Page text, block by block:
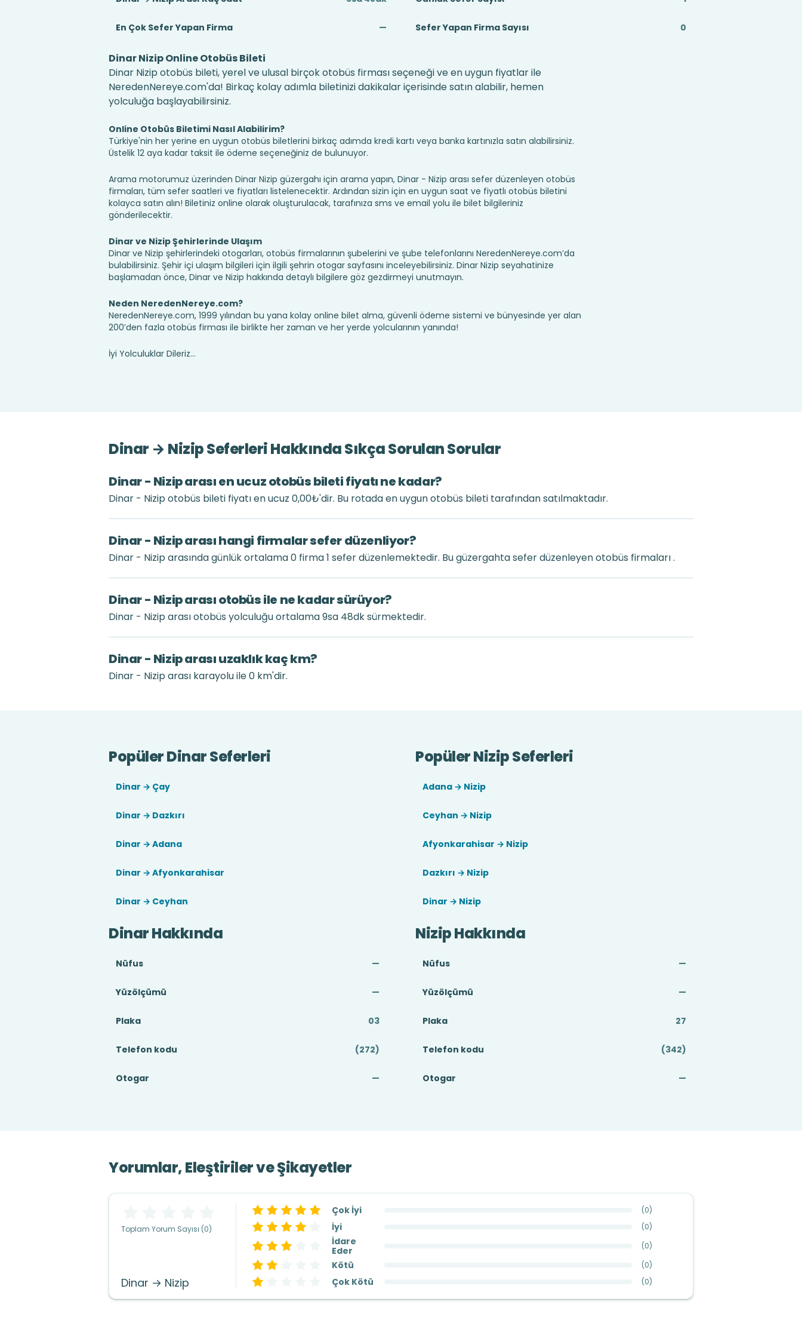
En Çok Sefer Yapan Firma — Sefer Yapan Firma Sayısı 0
Dinar Nizip Online Otobüs Bileti
Dinar Nizip otobüs bileti, yerel ve ulusal birçok otobüs firması seçeneği ve en uygun fiyatlar ile
NeredenNereye.com'da! Birkaç kolay adımla biletinizi dakikalar içerisinde satın alabilir, hemen
yolculuğa başlayabilirsiniz.
Online Otobüs Biletimi Nasıl Alabilirim?
Türkiye'nin her yerine en uygun otobüs biletlerini birkaç adımda kredi kartı veya banka kartınızla satın alabilirsiniz.
Üstelik 12 aya kadar taksit ile ödeme seçeneğiniz de bulunuyor.
Arama motorumuz üzerinden Dinar Nizip güzergahı için arama yapın, Dinar - Nizip arası sefer düzenleyen otobüs
firmaları, tüm sefer saatleri ve fiyatları listelenecektir. Ardından sizin için en uygun saat ve fiyatlı otobüs biletini
kolayca satın alın! Biletiniz online olarak oluşturulacak, tarafınıza sms ve email yolu ile bilet bilgileriniz
gönderilecektir.
Dinar ve Nizip Şehirlerinde Ulaşım
Dinar ve Nizip şehirlerindeki otogarları, otobüs firmalarının şubelerini ve şube telefonlarını NeredenNereye.com’da
bulabilirsiniz. Şehir içi ulaşım bilgileri için ilgili şehrin otogar sayfasını inceleyebilirsiniz. Dinar Nizip seyahatinize
başlamadan önce, Dinar ve Nizip hakkında detaylı bilgilere göz gezdirmeyi unutmayın.
Neden NeredenNereye.com?
NeredenNereye.com, 1999 yılından bu yana kolay online bilet alma, güvenli ödeme sistemi ve bünyesinde yer alan
200’den fazla otobüs firması ile birlikte her zaman ve her yerde yolcularının yanında!
İyi Yolculuklar Dileriz...
Dinar → Nizip Seferleri Hakkında Sıkça Sorulan Sorular
Dinar - Nizip arası en ucuz otobüs bileti fiyatı ne kadar?
Dinar - Nizip otobüs bileti fiyatı en ucuz 0,00₺'dir. Bu rotada en uygun otobüs bileti tarafından satılmaktadır.
Dinar - Nizip arası hangi firmalar sefer düzenliyor?
Dinar - Nizip arasında günlük ortalama 0 firma 1 sefer düzenlemektedir. Bu güzergahta sefer düzenleyen otobüs firmaları .
Dinar - Nizip arası otobüs ile ne kadar sürüyor?
Dinar - Nizip arası otobüs yolculuğu ortalama 9sa 48dk sürmektedir.
Dinar - Nizip arası uzaklık kaç km?
Dinar - Nizip arası karayolu ile 0 km'dir.
Popüler Dinar Seferleri
Dinar → Çay
Dinar → Dazkırı
Dinar → Adana
Dinar → Afyonkarahisar
Dinar → Ceyhan
Popüler Nizip Seferleri
Adana → Nizip
Ceyhan → Nizip
Afyonkarahisar → Nizip
Dazkırı → Nizip
Dinar → Nizip
Dinar Hakkında
Nüfus —
Yüzölçümü —
Plaka 03
Telefon kodu (272)
Otogar —
Nizip Hakkında
Nüfus —
Yüzölçümü —
Plaka 27
Telefon kodu (342)
Otogar —
Yorumlar, Eleştiriler ve Şikayetler
Toplam Yorum Sayısı (0)
Dinar → Nizip
Çok İyi (0)
İyi (0)
İdare
Eder
(0)
Kötü (0)
Çok Kötü (0)